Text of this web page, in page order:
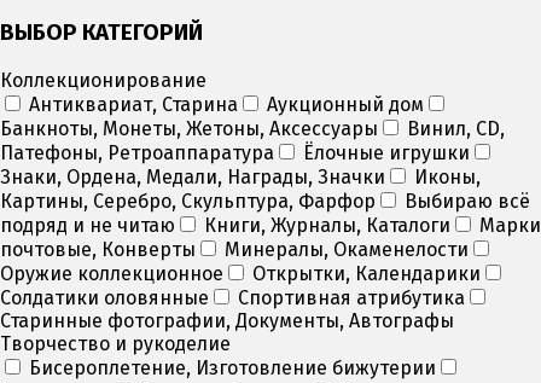
ВЫБОР КАТЕГОРИЙ
Коллекционирование
Антиквариат, Старина
Аукционный дом
Банкноты, Монеты, Жетоны, Аксессуары
Винил, CD,
Патефоны, Ретроаппаратура
Ёлочные игрушки
Знаки, Ордена, Медали, Награды, Значки
Иконы,
Картины, Серебро, Скульптура, Фарфор
Выбираю всё
подряд и не читаю
Книги, Журналы, Каталоги
Марки
почтовые, Конверты
Минералы, Окаменелости
Оружие коллекционное
Открытки, Календарики
Солдатики оловянные
Спортивная атрибутика
Старинные фотографии, Документы, Автографы
Творчество и рукоделие
Бисероплетение, Изготовление бижутерии